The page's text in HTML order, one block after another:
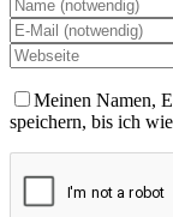
Meinen Namen,
speichern, bis ich